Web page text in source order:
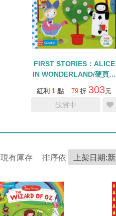
FIRST STORIES：ALICE
IN WONDERLAND/硬頁操
紅利 1 點 79 折 303元
缺貨中
現有庫存 排序依